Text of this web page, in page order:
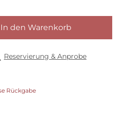
In den Warenkorb
Reservierung & Anprobe
Rückgabe